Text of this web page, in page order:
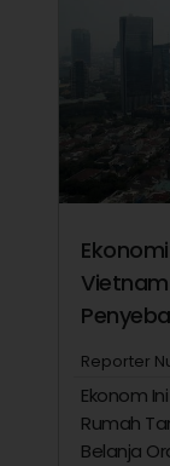
Reporter
Ekonom
Rumah
Belanja